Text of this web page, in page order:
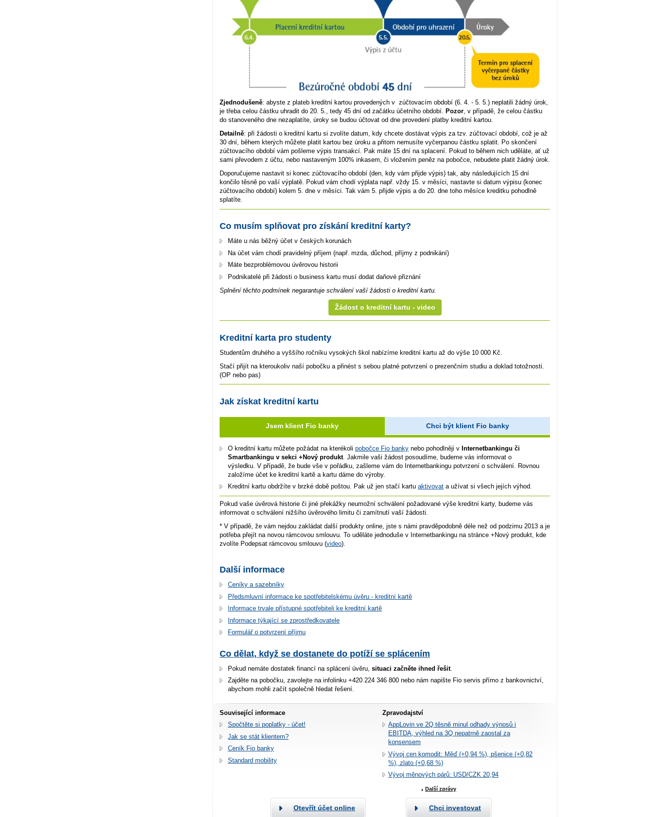
Zjednodušeně: abyste z plateb kreditní kartou provedených v zúčtovacím období (6. 4. - 5. 5.) neplatili žádný úrok,
je třeba celou částku uhradit do 20. 5., tedy 45 dní od začátku účetního období. Pozor, v případě, že celou částku
do stanoveného dne nezaplatíte, úroky se budou účtovat od dne provedení platby kreditní kartou.
Detailně: při žádosti o kreditní kartu si zvolíte datum, kdy chcete dostávat výpis za tzv. zúčtovací období, což je až
30 dní, během kterých můžete platit kartou bez úroku a přitom nemusíte vyčerpanou částku splatit. Po skončení
zúčtovacího období vám pošleme výpis transakcí. Pak máte 15 dní na splacení. Pokud to během nich uděláte, ať už
sami převodem z účtu, nebo nastaveným 100% inkasem, či vložením peněz na pobočce, nebudete platit žádný úrok.
Doporučujeme nastavit si konec zúčtovacího období (den, kdy vám přijde výpis) tak, aby následujících 15 dní
končilo těsně po vaší výplatě. Pokud vám chodí výplata např. vždy 15. v měsíci, nastavte si datum výpisu (konec
zúčtovacího období) kolem 5. dne v měsíci. Tak vám 5. přijde výpis a do 20. dne toho měsíce kreditku pohodlně
splatíte.
Co musím splňovat pro získání kreditní karty?
Máte u nás běžný účet v českých korunách
Na účet vám chodí pravidelný příjem (např. mzda, důchod, příjmy z podnikání)
Máte bezproblémovou úvěrovou historii
Podnikatelé při žádosti o business kartu musí dodat daňové přiznání
Splnění těchto podmínek negarantuje schválení vaší žádosti o kreditní kartu.
Žádost o kreditní kartu - video
Kreditní karta pro studenty
Studentům druhého a vyššího ročníku vysokých škol nabízíme kreditní kartu až do výše 10 000 Kč.
Stačí přijít na kteroukoliv naší pobočku a přinést s sebou platné potvrzení o prezenčním studiu a doklad totožnosti.
(OP nebo pas)
Jak získat kreditní kartu
Jsem klient Fio banky Chci být klient Fio banky
O kreditní kartu můžete požádat na kterékoli pobočce Fio banky nebo pohodlněji v Internetbankingu či
Smartbankingu v sekci +Nový produkt. Jakmile vaši žádost posoudíme, budeme vás informovat o
výsledku. V případě, že bude vše v pořádku, zašleme vám do Internetbankingu potvrzení o schválení. Rovnou
založíme účet ke kreditní kartě a kartu dáme do výroby.
Kreditní kartu obdržíte v brzké době poštou. Pak už jen stačí kartu aktivovat a užívat si všech jejích výhod.
Pokud vaše úvěrová historie či jiné překážky neumožní schválení požadované výše kreditní karty, budeme vás
informovat o schválení nižšího úvěrového limitu či zamítnutí vaší žádosti.
* V případě, že vám nejdou zakládat další produkty online, jste s námi pravděpodobně déle než od podzimu 2013 a je
potřeba přejít na novou rámcovou smlouvu. To uděláte jednoduše v Internetbankingu na stránce +Nový produkt, kde
zvolíte Podepsat rámcovou smlouvu (video).
Další informace
Ceníky a sazebníky
Předsmluvní informace ke spotřebitelskému úvěru - kreditní kartě
Informace trvale přístupné spotřebiteli ke kreditní kartě
Informace týkající se zprostředkovatele
Formulář o potvrzení příjmu
Co dělat, když se dostanete do potíží se splácením
Pokud nemáte dostatek financí na splácení úvěru, situaci začněte ihned řešit.
Zajděte na pobočku, zavolejte na infolinku +420 224 346 800 nebo nám napište Fio servis přímo z bankovnictví,
abychom mohli začít společně hledat řešení.
Související informace
Spočtěte si poplatky - účet!
Jak se stát klientem?
Ceník Fio banky
Standard mobility
Zpravodajství
AppLovin ve 2Q těsně minul odhady výnosů i
EBITDA, výhled na 3Q nepatrně zaostal za
konsensem
Vývoj cen komodit: Měď (+0,94 %), pšenice (+0,82
%), zlato (+0,68 %)
Vývoj měnových párů: USD/CZK 20,94
Další zprávy
Otevřít účet online Chci investovat